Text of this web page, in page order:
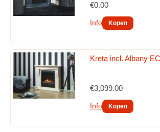
Elektr. Optimyst (waterdamp) haarden
Elektr. Optimyst (waterdamp) inzet -
Elektr. Optimyst (waterdamp) vrijstaande
Elektr. Opti-Virtual / Hologram
Elektr. Opti-Virtual/Hologram vrijstaande
€0.00
Info
Kreta incl. Albany
€3,099.00
Info